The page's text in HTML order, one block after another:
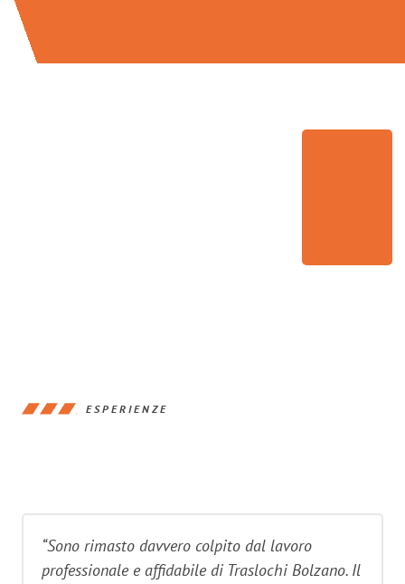
ESPERIENZE
“Sono rimasto davvero colpito dal lavoro
professionale e affidabile di Traslochi Bolzano. Il